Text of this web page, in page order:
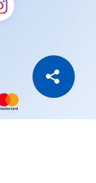
Copiază Link